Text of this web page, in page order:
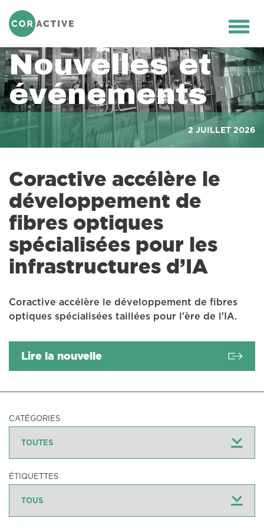
Nouvelles et
événements
2 JUILLET 2026
Coractive accélère le
développement de
fibres optiques
spécialisées pour les
infrastructures d’IA
Coractive accélère le développement de fibres
optiques spécialisées taillées pour l'ère de l'IA.
Lire la nouvelle
CATÉGORIES
ÉTIQUETTES